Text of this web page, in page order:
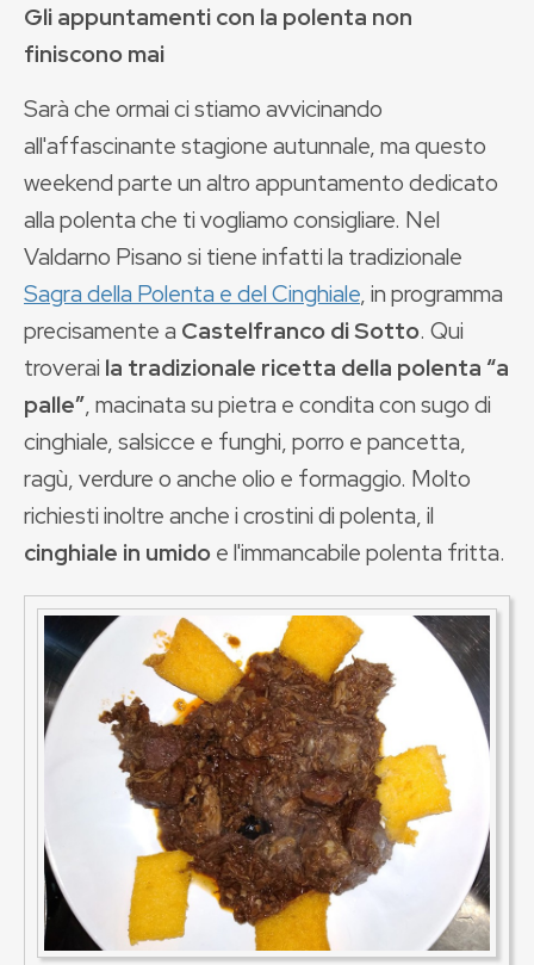
Gli appuntamenti con la polenta non
finiscono mai
Sarà che ormai ci stiamo avvicinando
all'affascinante stagione autunnale, ma questo
weekend parte un altro appuntamento dedicato
alla polenta che ti vogliamo consigliare. Nel
Valdarno Pisano si tiene infatti la tradizionale
Sagra della Polenta e del Cinghiale, in programma
precisamente a Castelfranco di Sotto. Qui
troverai la tradizionale ricetta della polenta “a
palle”, macinata su pietra e condita con sugo di
cinghiale, salsicce e funghi, porro e pancetta,
ragù, verdure o anche olio e formaggio. Molto
richiesti inoltre anche i crostini di polenta, il
cinghiale in umidoe l'immancabile polenta fritta.